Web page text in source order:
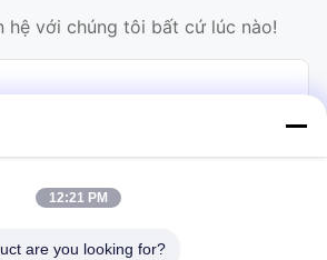
hệ với chúng tôi bất cứ lúc nào!
12:21 PM
are you looking for?